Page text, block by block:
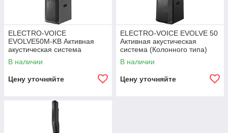
ELECTRO-VOICE
EVOLVE50M-KB Активная
акустическая система
колонного типа
В наличии
Цену уточняйте
ELECTRO-VOICE EVOLVE 50
Активная акустическая
система (Колонного типа)
В наличии
Цену уточняйте